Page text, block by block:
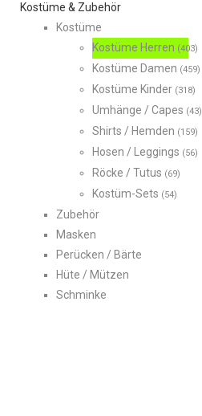
Kostüme & Zubehör
Kostüme
Kostüme Herren (403)
Kostüme Damen (459)
Kostüme Kinder (318)
Umhänge / Capes (43)
Shirts / Hemden (159)
Hosen / Leggings (56)
Röcke / Tutus (69)
Kostüm-Sets (54)
Zubehör
Masken
Perücken / Bärte
Hüte / Mützen
Schminke